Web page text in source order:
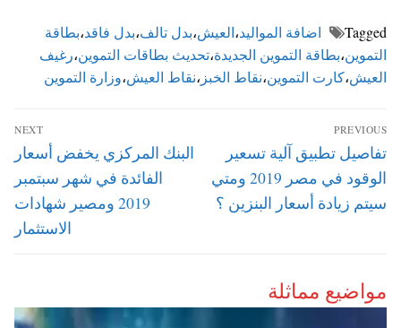
Tagged اضافة المواليد،العيش،بدل تالف،بدل فاقد،بطاقة
التموين،بطاقة التموين الجديدة،تحديث بطاقات التموين،رغيف
العيش،كارت التموين،نقاط الخبز ،نقاط العيش،وزارة التموين
تصفّح
المقالات
PREVIOUS
Previous
post:
تفاصيل تطبيق آلية تسعير
الوقود في مصر 2019 ومتي
سيتم زيادة أسعار البنزين ؟
NEXT
Next
البنك المركزي يخفض أسعار
الفائدة في شهر سبتمبر
2019 ومصير شهادات
الاستثمار
مواضيع مماثلة